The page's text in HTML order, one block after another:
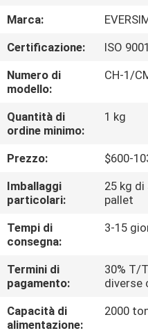
SU
DI
NOI
VISITA
ALLA
FABBRICA
CONTROLLO
DELLA
QUALITÀ
CONTATTACI
Marca:
Certificazione:
ISO 9001
Numero di
modello:
CH-1/
Quantità di
ordine minimo:
1 kg
Prezzo:
$600-
Imballaggi
particolari:
25 kg
pallet
Tempi di
consegna:
3-15
Termini di
pagamento:
30% T/
diverse
Capacità di
alimentazione:
2000